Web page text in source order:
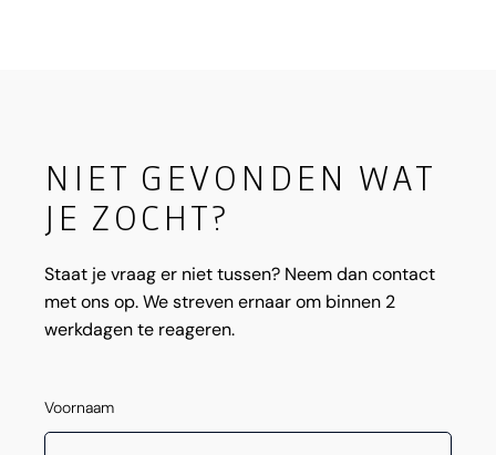
NIET GEVONDEN WAT
JE ZOCHT?
Staat je vraag er niet tussen? Neem dan contact
met ons op. We streven ernaar om binnen 2
werkdagen te reageren.
Voornaam